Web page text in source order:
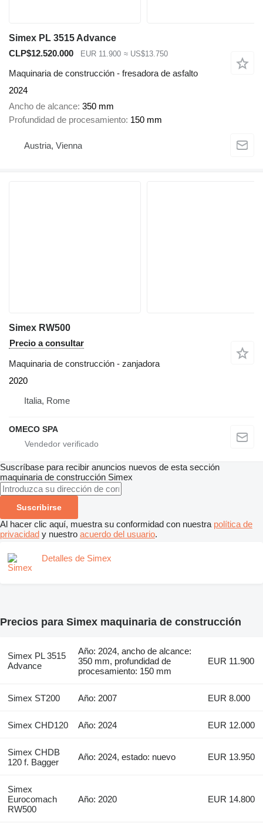
Simex PL 3515 Advance
CLP$12.520.000
EUR 11.900 ≈ US$13.750
Maquinaria de construcción - fresadora de asfalto
2024
Ancho de alcance 350 mm
Profundidad de procesamiento 150 mm
Austria, Vienna
Simex RW500
Precio a consultar
Maquinaria de construcción - zanjadora
2020
Italia, Rome
OMECO SPA
Suscríbase para recibir anuncios nuevos de esta sección
maquinaria de construcción Simex
Suscribirse
Al hacer clic aquí, muestra su conformidad con nuestra política de
privacidad y nuestro acuerdo del usuario.
Detalles de Simex
Precios para Simex maquinaria de construcción
Simex PL 3515
Advance
Año: 2024, ancho de alcance:
350 mm, profundidad de
procesamiento: 150 mm
EUR 11.900
Simex ST200 Año: 2007 EUR 8.000
Simex CHD120 Año: 2024 EUR 12.000
Simex CHDB
120 f. Bagger
Año: 2024, estado: nuevo EUR 13.950
Simex
Eurocomach
RW500
Año: 2020 EUR 14.800